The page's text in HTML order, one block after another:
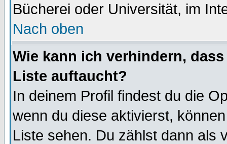
Bücherei oder Universität, im
Nach oben
Wie kann ich verhindern,
Liste auftaucht?
In deinem Profil findest du die
wenn du diese aktivierst,
Liste sehen. Du zählst dann als